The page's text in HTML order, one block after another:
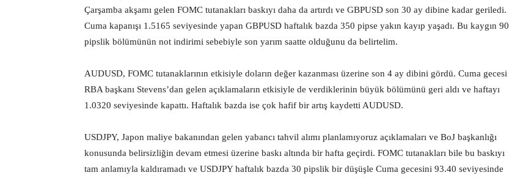
Çarşamba akşamı gelen FOMC tutanakları baskıyı daha da artırdı ve GBPUSD son 30 ay dibine kadar geriledi.
Cuma kapanışı 1.5165 seviyesinde yapan GBPUSD haftalık bazda 350 pipse yakın kayıp yaşadı. Bu kaygın 90
pipslik bölümünün not indirimi sebebiyle son yarım saatte olduğunu da belirtelim.
AUDUSD, FOMC tutanaklarının etkisiyle doların değer kazanması üzerine son 4 ay dibini gördü. Cuma gecesi
RBA başkanı Stevens’dan gelen açıklamaların etkisiyle de verdiklerinin büyük bölümünü geri aldı ve haftayı
1.0320 seviyesinde kapattı. Haftalık bazda ise çok hafif bir artış kaydetti AUDUSD.
USDJPY, Japon maliye bakanından gelen yabancı tahvil alımı planlamıyoruz açıklamaları ve BoJ başkanlığı
konusunda belirsizliğin devam etmesi üzerine baskı altında bir hafta geçirdi. FOMC tutanakları bile bu baskıyı
tam anlamıyla kaldıramadı ve USDJPY haftalık bazda 30 pipslik bir düşüşle Cuma gecesini 93.40 seviyesinde